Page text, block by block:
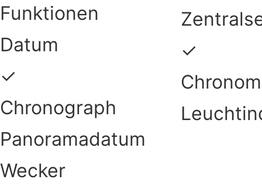
Funktionen
Datum
✓
Chronograph
Panoramadatum
Wecker
✓